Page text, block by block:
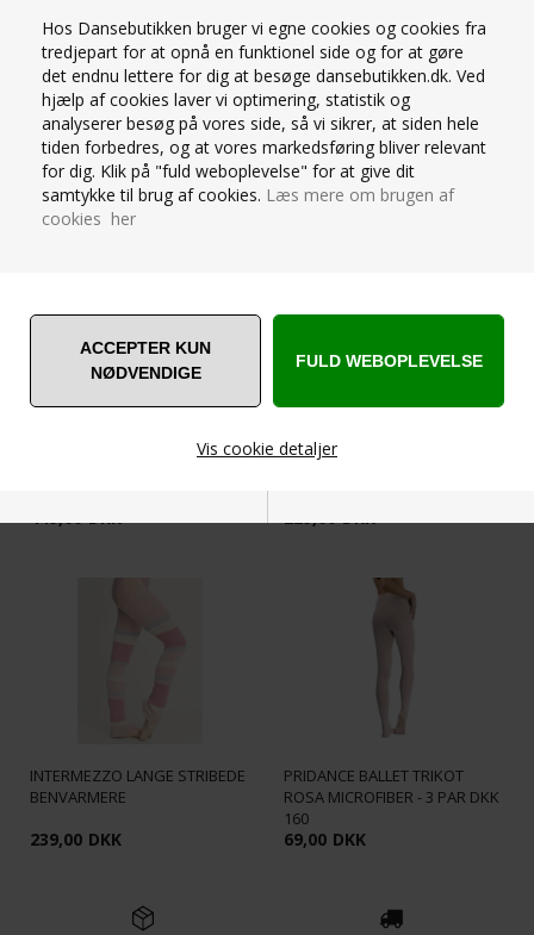
Hos Dansebutikken bruger vi egne cookies og cookies fra
tredjepart for at opnå en funktionel side og for at gøre
det endnu lettere for dig at besøge dansebutikken.dk. Ved
hjælp af cookies laver vi optimering, statistik og
analyserer besøg på vores side, så vi sikrer, at siden hele
tiden forbedres, og at vores markedsføring bliver relevant
for dig. Klik på "fuld weboplevelse" for at give dit
samtykke til brug af cookies. Læs mere om brugen af
cookies her
Vis cookie detaljer
Funktionelle
SPØRG OS
ANDRE ER VILDE MED... ❤️
LAVENDELFARVET DRAGT MED
449,00 DKK
SO DANCA KANVAS
229,00 DKK
INTERMEZZO LANGE STRIBEDE
BENVARMERE
239,00 DKK
PRIDANCE BALLET TRIKOT
ROSA MICROFIBER - 3 PAR DKK
160
69,00 DKK